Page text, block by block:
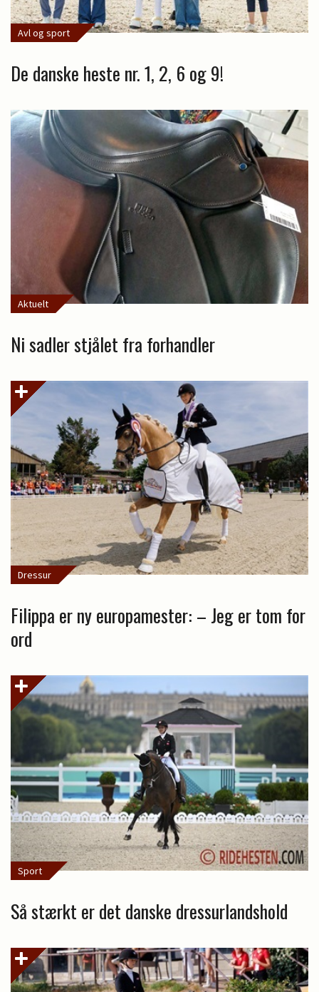
Avl og sport
De danske heste nr. 1, 2, 6 og 9!
Aktuelt
Ni sadler stjålet fra forhandler
Dressur
Filippa er ny europamester: – Jeg er tom for
ord
Sport
Så stærkt er det danske dressurlandshold